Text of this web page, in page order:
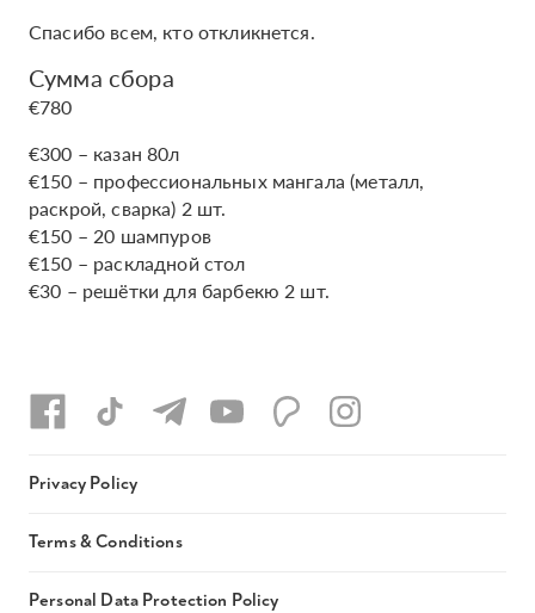
Спасибо всем, кто откликнется.
Сумма сбора
€780
€300 – казан 80л
€150 – профессиональных мангала (металл,
раскрой, сварка) 2 шт.
€150 – 20 шампуров
€150 – раскладной стол
€30 – решётки для барбекю 2 шт.
Privacy Policy
Terms & Conditions
Personal Data Protection Policy